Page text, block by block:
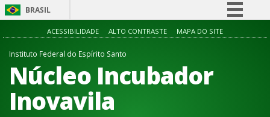
BRASIL
Simplifique!
Participe
Acesso à informação
ACESSIBILIDADE ALTO CONTRASTE MAPA DO SITE
Instituto Federal do Espírito Santo
Núcleo Incubador
Inovavila